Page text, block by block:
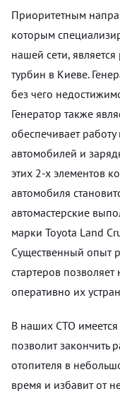
Приоритетным
которым
нашей сети,
турбин в Киеве.
без чего
Генератор также
обеспечивает
автомобилей и
этих 2-х элементов
автомобиля
автомастерские
марки Toyota Land
Существенный опыт
стартеров
оперативно их
В наших СТО имеется
позволит закончить
отопителя в
время и избавит от